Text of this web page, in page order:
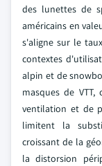
des lunettes de
américains en
s'aligne sur le
contextes
alpin et de
masques de
ventilation et de
limitent la
croissant de la
la distorsion